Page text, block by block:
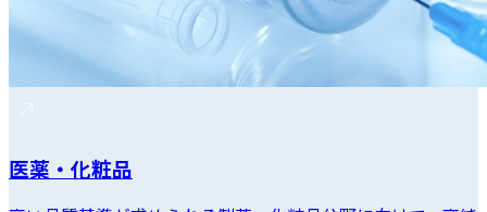
医薬・化粧品